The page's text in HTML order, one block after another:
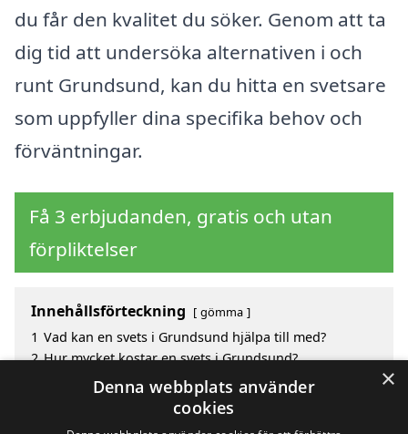
du får den kvalitet du söker. Genom att ta
dig tid att undersöka alternativen i och
runt Grundsund, kan du hitta en svetsare
som uppfyller dina specifika behov och
förväntningar.
Få 3 erbjudanden, gratis och utan
förpliktelser
Innehållsförteckning gömma
1 Vad kan en svets i Grundsund hjälpa till med?
2 Hur mycket kostar en svets i Grundsund?
Fördelar med att välja svets i Grundsund
Sök efter en skicklig svets i de omgivande städerna
×
Denna webbplats använder
cookies